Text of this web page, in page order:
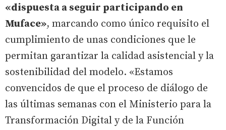
«dispuesta a seguir participando en
Muface», marcando como único requisito el
cumplimiento de unas condiciones que le
permitan garantizar la calidad asistencial y la
sostenibilidad del modelo. «Estamos
convencidos de que el proceso de diálogo de
las últimas semanas con el Ministerio para la
Transformación Digital y de la Función